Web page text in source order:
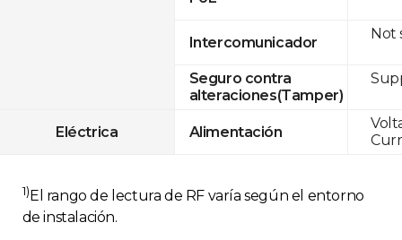
Intercomunicador
Seguro contra
alteraciones(Tamper)
Eléctrica Alimentación
Not
1) El rango de lectura de RF varía según el entorno
de instalación.